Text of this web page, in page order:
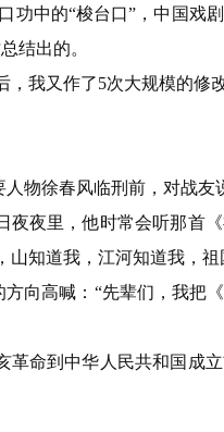
功中的“梭台口”，中国戏
结出的。
我又作了5次大规模的修改
物徐春风临刑前，对战友
夜里，他时常会听那首
知道我，江河知道我，
向高喊：“先辈们，我把
命到中华人民共和国成